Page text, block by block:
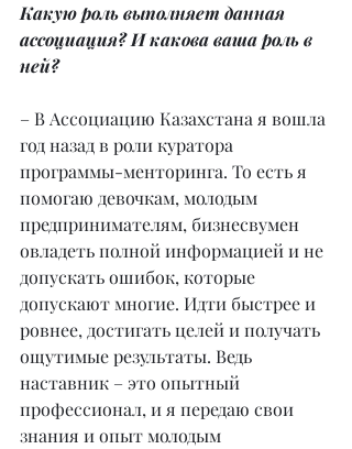
Какую роль выполняет данная
ассоциация? И какова ваша роль в
ней?
– В Ассоциацию Казахстана я вошла
год назад в роли куратора
программы-менторинга. То есть я
помогаю девочкам, молодым
предпринимателям, бизнесвумен
овладеть полной информацией и не
допускать ошибок, которые
допускают многие. Идти быстрее и
ровнее, достигать целей и получать
ощутимые результаты. Ведь
наставник – это опытный
профессионал, и я передаю свои
знания и опыт молодым